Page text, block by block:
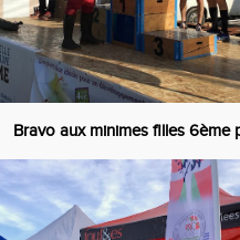
Bravo aux minimes filles 6ème